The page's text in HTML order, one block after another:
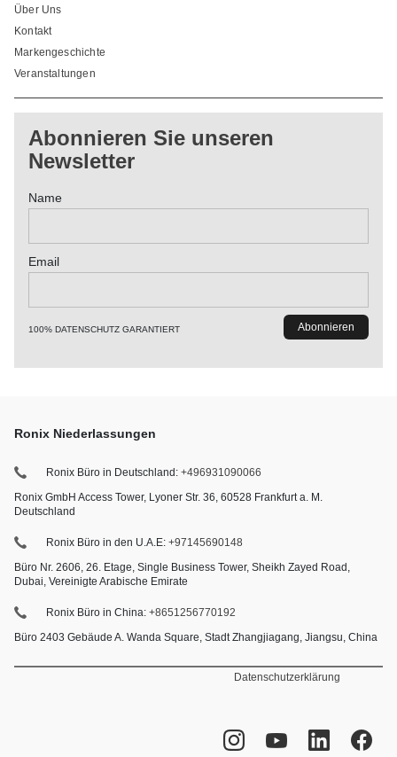
Über Uns
Kontakt
Markengeschichte
Veranstaltungen
Abonnieren Sie unseren
Newsletter
Name
Email
100% DATENSCHUTZ GARANTIERT
Ronix Niederlassungen
Ronix Büro in Deutschland: +496931090066
Ronix GmbH Access Tower, Lyoner Str. 36, 60528 Frankfurt a. M.
Deutschland
Ronix Büro in den U.A.E: +97145690148
Büro Nr. 2606, 26. Etage, Single Business Tower, Sheikh Zayed Road,
Dubai, Vereinigte Arabische Emirate
Ronix Büro in China: +8651256770192
Büro 2403 Gebäude A. Wanda Square, Stadt Zhangjiagang, Jiangsu, China
Datenschutzerklärung